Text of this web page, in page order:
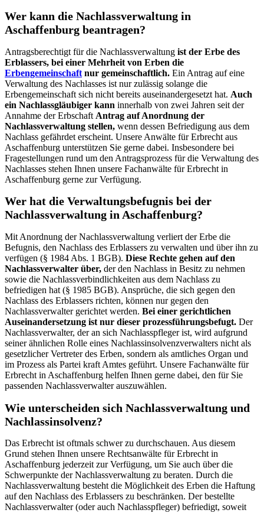
Wer kann die Nachlassverwaltung in
Aschaffenburg beantragen?
Antragsberechtigt für die Nachlassverwaltung ist der Erbe des
Erblassers, bei einer Mehrheit von Erben die
Erbengemeinschaft nur gemeinschaftlich. Ein Antrag auf eine
Verwaltung des Nachlasses ist nur zulässig solange die
Erbengemeinschaft sich nicht bereits auseinandergesetzt hat. Auch
ein Nachlassgläubiger kann innerhalb von zwei Jahren seit der
Annahme der Erbschaft Antrag auf Anordnung der
Nachlassverwaltung stellen, wenn dessen Befriedigung aus dem
Nachlass gefährdet erscheint. Unsere Anwälte für Erbrecht aus
Aschaffenburg unterstützen Sie gerne dabei. Insbesondere bei
Fragestellungen rund um den Antragsprozess für die Verwaltung des
Nachlasses stehen Ihnen unsere Fachanwälte für Erbrecht in
Aschaffenburg gerne zur Verfügung.
Wer hat die Verwaltungsbefugnis bei der
Nachlassverwaltung in Aschaffenburg?
Mit Anordnung der Nachlassverwaltung verliert der Erbe die
Befugnis, den Nachlass des Erblassers zu verwalten und über ihn zu
verfügen (§ 1984 Abs. 1 BGB). Diese Rechte gehen auf den
Nachlassverwalter über, der den Nachlass in Besitz zu nehmen
sowie die Nachlassverbindlichkeiten aus dem Nachlass zu
befriedigen hat (§ 1985 BGB). Ansprüche, die sich gegen den
Nachlass des Erblassers richten, können nur gegen den
Nachlassverwalter gerichtet werden. Bei einer gerichtlichen
Auseinandersetzung ist nur dieser prozessführungsbefugt. Der
Nachlassverwalter, der an sich Nachlasspfleger ist, wird aufgrund
seiner ähnlichen Rolle eines Nachlassinsolvenzverwalters nicht als
gesetzlicher Vertreter des Erben, sondern als amtliches Organ und
im Prozess als Partei kraft Amtes geführt. Unsere Fachanwälte für
Erbrecht in Aschaffenburg helfen Ihnen gerne dabei, den für Sie
passenden Nachlassverwalter auszuwählen.
Wie unterscheiden sich Nachlassverwaltung und
Nachlassinsolvenz?
Das Erbrecht ist oftmals schwer zu durchschauen. Aus diesem
Grund stehen Ihnen unsere Rechtsanwälte für Erbrecht in
Aschaffenburg jederzeit zur Verfügung, um Sie auch über die
Schwerpunkte der Nachlassverwaltung zu beraten. Durch die
Nachlassverwaltung besteht die Möglichkeit des Erben die Haftung
auf den Nachlass des Erblassers zu beschränken. Der bestellte
Nachlassverwalter (oder auch Nachlasspfleger) befriedigt, soweit